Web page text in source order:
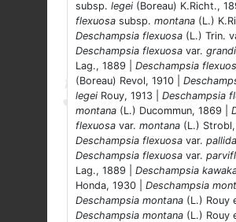
subsp. legei (Boreau) K.Richt.,
flexuosa subsp. montana (L.)
Deschampsia flexuosa (L.) Trin.
Deschampsia flexuosa var.
Lag., 1889 | Deschampsia
(Boreau) Revol, 1910 |
legei Rouy, 1913 | Deschampsia
montana (L.) Ducommun, 1869 |
flexuosa var. montana (L.) Strobl,
Deschampsia flexuosa var. pallida
Deschampsia flexuosa var.
Lag., 1889 | Deschampsia
Honda, 1930 | Deschampsia
Deschampsia montana (L.) Rouy
Deschampsia montana (L.) Rouy